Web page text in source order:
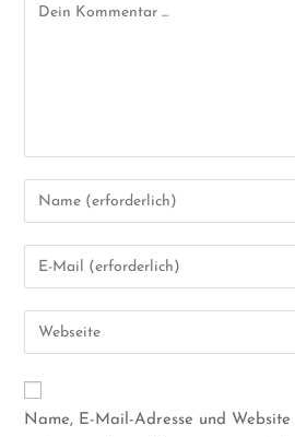
Name, E-Mail-Adresse und